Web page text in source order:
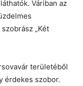
Váriban az
„Két
területéből
érdekes szobor.